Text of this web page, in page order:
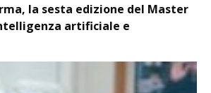
la sesta edizione del Master
artificiale e